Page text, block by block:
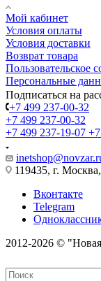
Мой кабинет
Условия оплаты
Условия доставки
Возврат товара
Пользовательское
Персональные
Подписаться на
+7 499 237-00-32
+7 499 237-00-32
+7 499 237-19-07
119435, г.
Вконтакте
Telegram
2012-2026 ©